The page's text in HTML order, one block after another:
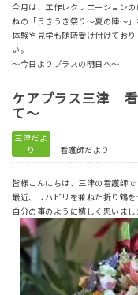
今月は、工作レクリエーション
ねの「うきうき祭り〜夏の陣〜」
体験や見学も随時受け付けてお
い。
〜今日よりプラスの明日へ〜
ケアプラス三津
て～
三津だよ
り
看護師だより
皆様こんにちは、三津の看護師で
最近、リハビリを兼ねた折り鶴
自分の事のように嬉しく思いまし